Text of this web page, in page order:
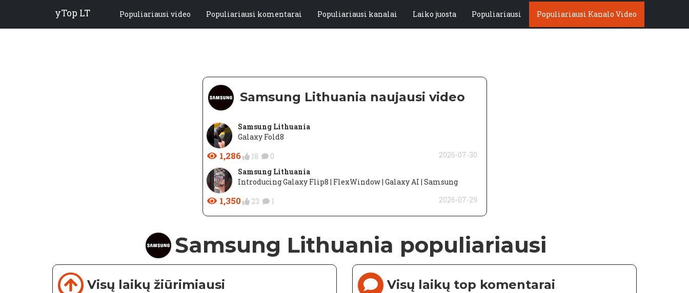
yTop LT Populiariausi video Populiariausi komentarai Populiariausi kanalai Laiko juosta Populiariausi Populiariausi Kanalo Video
Samsung Lithuania naujausi video
Samsung Lithuania
Galaxy Fold8
1,286 18 0
2026-07-30
Samsung Lithuania
Introducing Galaxy Flip8 | FlexWindow | Galaxy AI | Samsung
1,350 23 1 2026-07-29
Samsung Lithuania populiariausi
Visų laikų žiūrimiausi Visų laikų top komentarai